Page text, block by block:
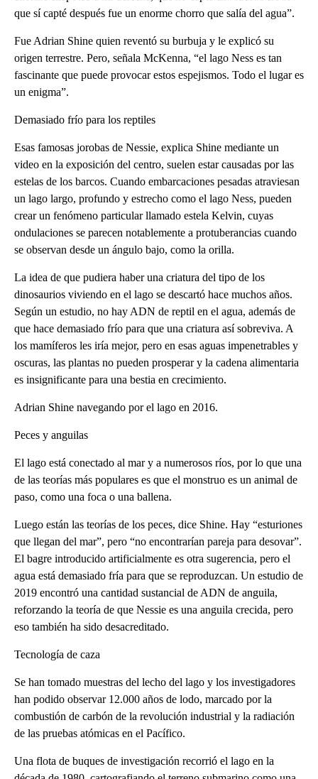
que sí capté después fue un enorme chorro que salía del agua”.
Fue Adrian Shine quien reventó su burbuja y le explicó su
origen terrestre. Pero, señala McKenna, “el lago Ness es tan
fascinante que puede provocar estos espejismos. Todo el lugar es
un enigma”.
Demasiado frío para los reptiles
Esas famosas jorobas de Nessie, explica Shine mediante un
video en la exposición del centro, suelen estar causadas por las
estelas de los barcos. Cuando embarcaciones pesadas atraviesan
un lago largo, profundo y estrecho como el lago Ness, pueden
crear un fenómeno particular llamado estela Kelvin, cuyas
ondulaciones se parecen notablemente a protuberancias cuando
se observan desde un ángulo bajo, como la orilla.
La idea de que pudiera haber una criatura del tipo de los
dinosaurios viviendo en el lago se descartó hace muchos años.
Según un estudio, no hay ADN de reptil en el agua, además de
que hace demasiado frío para que una criatura así sobreviva. A
los mamíferos les iría mejor, pero en esas aguas impenetrables y
oscuras, las plantas no pueden prosperar y la cadena alimentaria
es insignificante para una bestia en crecimiento.
Adrian Shine navegando por el lago en 2016.
Peces y anguilas
El lago está conectado al mar y a numerosos ríos, por lo que una
de las teorías más populares es que el monstruo es un animal de
paso, como una foca o una ballena.
Luego están las teorías de los peces, dice Shine. Hay “esturiones
que llegan del mar”, pero “no encontrarían pareja para desovar”.
El bagre introducido artificialmente es otra sugerencia, pero el
agua está demasiado fría para que se reproduzcan. Un estudio de
2019 encontró una cantidad sustancial de ADN de anguila,
reforzando la teoría de que Nessie es una anguila crecida, pero
eso también ha sido desacreditado.
Tecnología de caza
Se han tomado muestras del lecho del lago y los investigadores
han podido observar 12.000 años de lodo, marcado por la
combustión de carbón de la revolución industrial y la radiación
de las pruebas atómicas en el Pacífico.
Una flota de buques de investigación recorrió el lago en la